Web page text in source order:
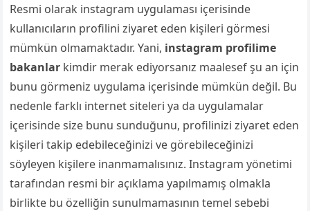
Resmi olarak instagram uygulaması içerisinde
kullanıcıların profilini ziyaret eden kişileri görmesi
mümkün olmamaktadır. Yani, instagram profilime
bakanlar kimdir merak ediyorsanız maalesef şu an için
bunu görmeniz uygulama içerisinde mümkün değil. Bu
nedenle farklı internet siteleri ya da uygulamalar
içerisinde size bunu sunduğunu, profilinizi ziyaret eden
kişileri takip edebileceğinizi ve görebileceğinizi
söyleyen kişilere inanmamalısınız. Instagram yönetimi
tarafından resmi bir açıklama yapılmamış olmakla
birlikte bu özelliğin sunulmamasının temel sebebi